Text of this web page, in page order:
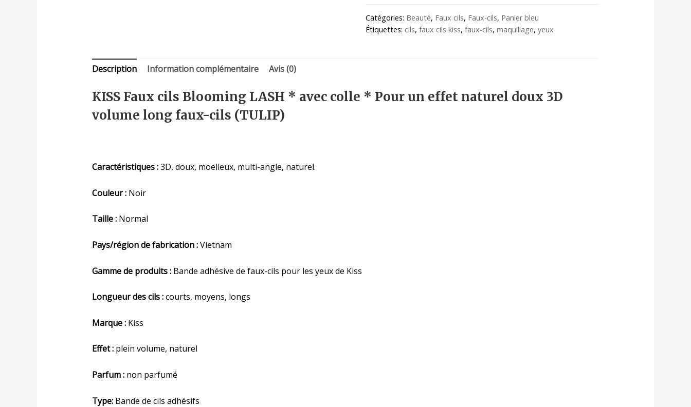
Faux
cils
colle
Catégories: Beauté, Faux cils, Faux-cils, Panier bleu
Étiquettes: cils,faux cils kiss,faux-cils,maquillage,yeux
Description Information complémentaire Avis (0)
KISS Faux cils Blooming LASH * avec colle * Pour un effet naturel doux 3D
volume long faux-cils (TULIP)
Caractéristiques :3D, doux, moelleux, multi-angle, naturel.
Couleur :Noir
Taille :Normal
Pays/région de fabrication :Vietnam
Gamme de produits :Bande adhésive de faux-cils pour les yeux de Kiss
Longueur des cils :courts, moyens, longs
Marque :Kiss
Effet :plein volume, naturel
Parfum :non parfumé
Type:Bande de cils adhésifs